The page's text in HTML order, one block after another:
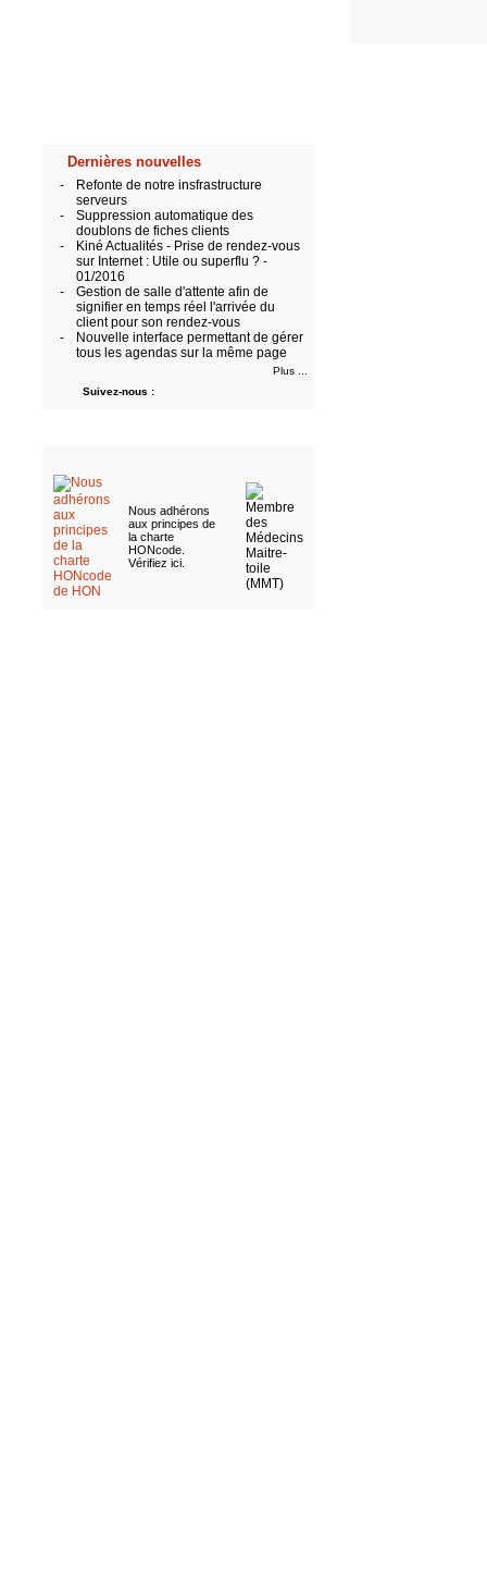
Dernières nouvelles
-
Refonte de notre insfrastructure
serveurs
-
Suppression automatique des
doublons de fiches clients
-
Kiné Actualités - Prise de rendez-vous
sur Internet : Utile ou superflu ? -
01/2016
-
Gestion de salle d'attente afin de
signifier en temps réel l'arrivée du
client pour son rendez-vous
-
Nouvelle interface permettant de gérer
tous les agendas sur la même page
Plus ...
Suivez-nous :
Nous adhérons
aux principes de
la charte
HONcode.
Vérifiez ici.